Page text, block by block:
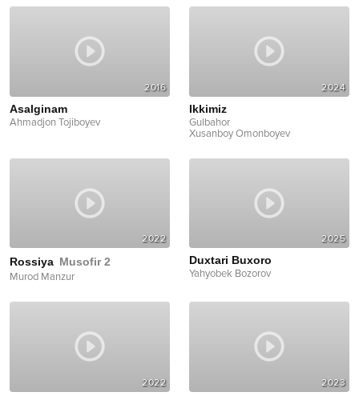
2016
Asalginam
Ahmadjon Tojiboyev
2024
Ikkimiz
Gulbahor
Xusanboy Omonboyev
2022
Rossiya Musofir 2
Murod Manzur
2025
Duxtari Buxoro
Yahyobek Bozorov
2022 2023